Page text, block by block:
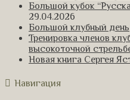
Большой кубок
29.04.2026
Большой клубный день
Тренировка членов
высокоточной
Новая книга Сергея
Навигация